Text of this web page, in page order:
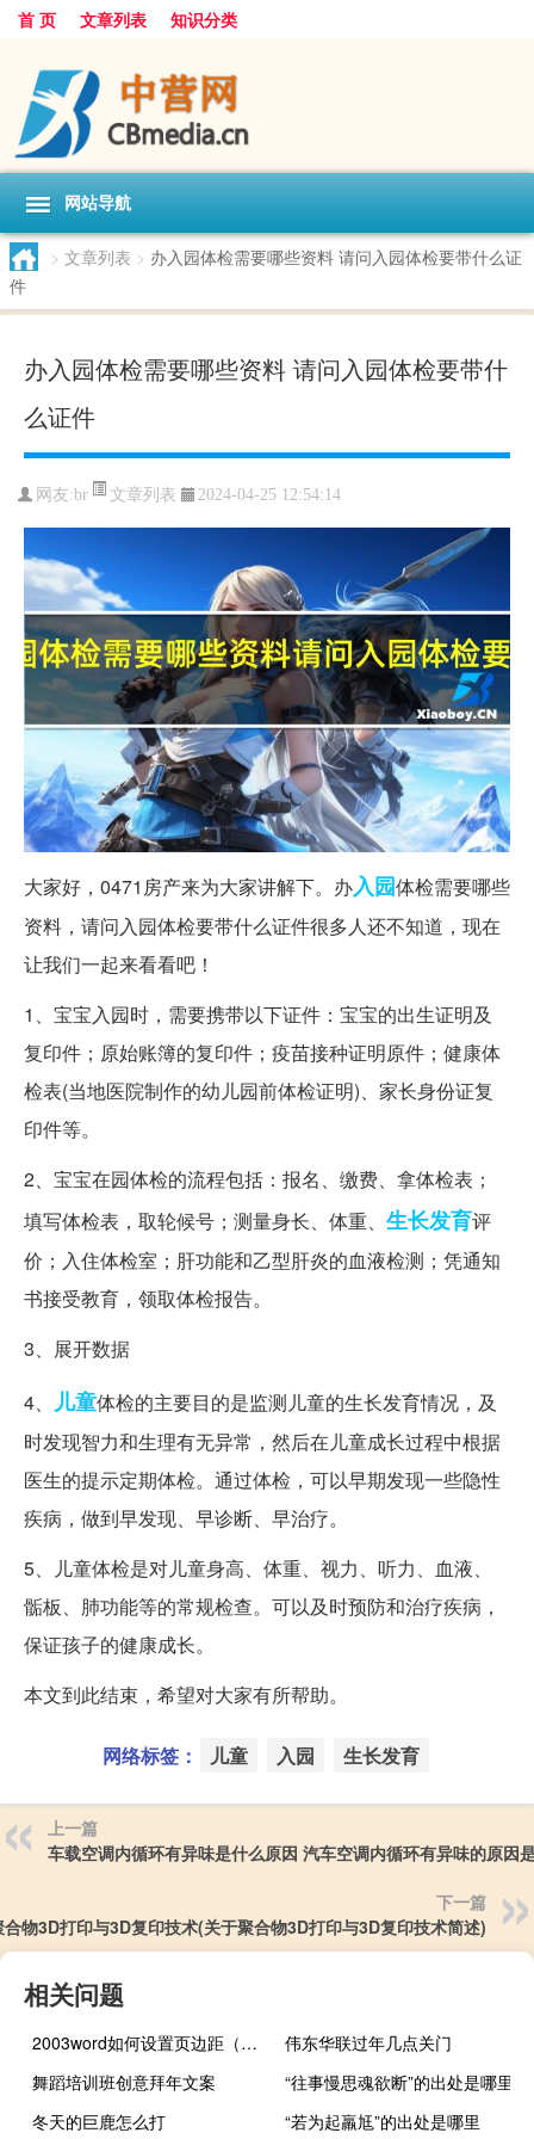
首 页 文章列表 知识分类
网站导航
> 文章列表 > 办入园体检需要哪些资料 请问入园体检要带什么证
件
办入园体检需要哪些资料 请问入园体检要带什
么证件
网友:br 文章列表 2024-04-25 12:54:14
大家好，0471房产来为大家讲解下。办入园体检需要哪些
资料，请问入园体检要带什么证件很多人还不知道，现在
让我们一起来看看吧！
1、宝宝入园时，需要携带以下证件：宝宝的出生证明及
复印件；原始账簿的复印件；疫苗接种证明原件；健康体
检表(当地医院制作的幼儿园前体检证明)、家长身份证复
印件等。
2、宝宝在园体检的流程包括：报名、缴费、拿体检表；
填写体检表，取轮候号；测量身长、体重、 生长发育评
价；入住体检室；肝功能和乙型肝炎的血液检测；凭通知
书接受教育，领取体检报告。
3、展开数据
4、 儿童体检的主要目的是监测儿童的生长发育情况，及
时发现智力和生理有无异常，然后在儿童成长过程中根据
医生的提示定期体检。通过体检，可以早期发现一些隐性
疾病，做到早发现、早诊断、早治疗。
5、儿童体检是对儿童身高、体重、视力、听力、血液、
骺板、肺功能等的常规检查。可以及时预防和治疗疾病，
保证孩子的健康成长。
本文到此结束，希望对大家有所帮助。
网络标签： 儿童 入园 生长发育
上一篇
车载空调内循环有异味是什么原因 汽车空调内循环有异味的原因
下一篇
合物3D打印与3D复印技术(关于聚合物3D打印与3D复印技术简述)
相关问题
2003word如何设置页边距（2003word）
伟东华联过年几点关门
舞蹈培训班创意拜年文案
“往事慢思魂欲断”的出处是哪里
冬天的巨鹿怎么打
“若为起羸尪”的出处是哪里